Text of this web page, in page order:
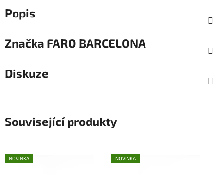
Popis
Značka FARO BARCELONA
Diskuze
Související produkty
NOVINKA NOVINKA